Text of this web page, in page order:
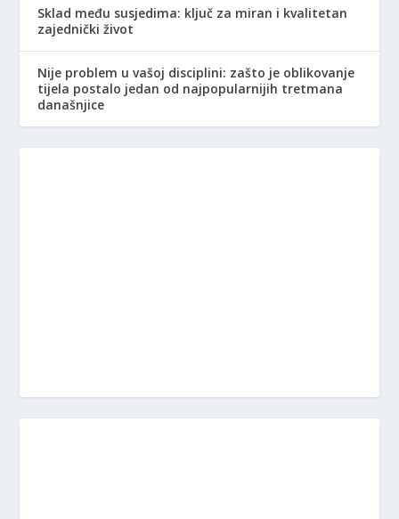
Sklad među susjedima: ključ za miran i kvalitetan
zajednički život
Nije problem u vašoj disciplini: zašto je oblikovanje
tijela postalo jedan od najpopularnijih tretmana
današnjice